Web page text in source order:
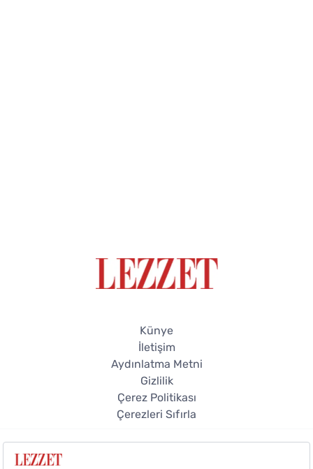
Künye
İletişim
Aydınlatma Metni
Gizlilik
Çerez Politikası
Çerezleri Sıfırla